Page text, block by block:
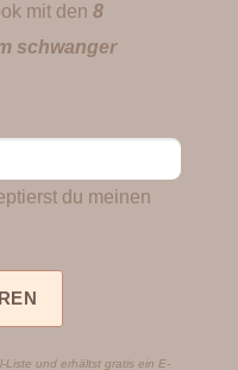
mit den 8
schwanger
du meinen
Liste und erhältst gratis ein E-